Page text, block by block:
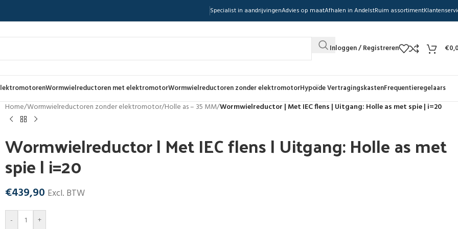
Specialist in aandrijvingenAdvies op maatAfhalen in AndelstRuim assortiment
Inloggen / Registreren €
Wormwielreductoren met elektromotorWormwielreductoren zonder elektromotorHypoïde VertragingskastenFrequentieregelaars
Home/Wormwielreductoren zonder elektromotor/Holle as – 35 MM/Wormwielreductor | Met IEC flens | Uitgang: Holle as met spie | i=20
Wormwielreductor | Met IEC flens | Uitgang: Holle as met
spie | i=20
€439,90 Excl. BTW
- +